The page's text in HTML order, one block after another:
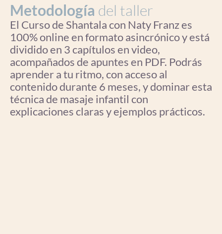
Metodología del taller
El Curso de Shantala con Naty Franz es
100% online en formato asincrónico y está
dividido en 3 capítulos en video,
acompañados de apuntes en PDF. Podrás
aprender a tu ritmo, con acceso al
contenido durante 6 meses, y dominar esta
técnica de masaje infantil con
explicaciones claras y ejemplos prácticos.